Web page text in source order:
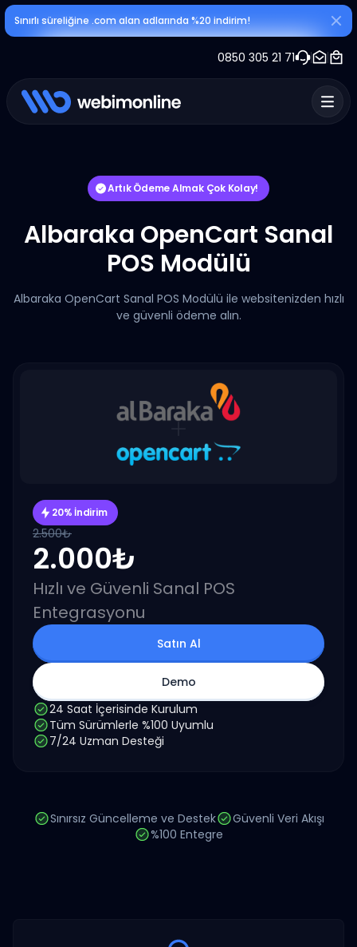
Sınırlı süreliğine .com alan adlarında %20 indirim!
0850 305 21 71
Artık Ödeme Almak Çok Kolay!
Albaraka OpenCart Sanal
POS Modülü
Albaraka OpenCart Sanal POS Modülü ile websitenizden hızlı
ve güvenli ödeme alın.
20% İndirim
2.500₺
2.000₺
Hızlı ve Güvenli Sanal POS
Entegrasyonu
Satın Al
Demo
24 Saat İçerisinde Kurulum
Tüm Sürümlerle %100 Uyumlu
7/24 Uzman Desteği
Sınırsız Güncelleme ve Destek
Güvenli Veri Akışı
%100 Entegre